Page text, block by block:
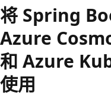
将 Spring
Azure
和 Azure
使用